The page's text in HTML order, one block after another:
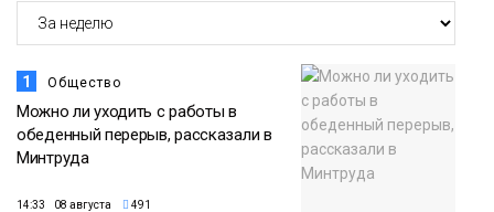
1 Общество
Можно ли уходить с работы в
обеденный перерыв, рассказали в
Минтруда
14:33 08 августа 491